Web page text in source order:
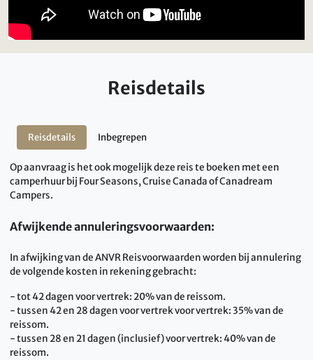
Reisdetails
Reisdetails Inbegrepen
Op aanvraag is het ook mogelijk deze reis te boeken met een
camperhuur bij Four Seasons, Cruise Canada of Canadream
Campers.
Afwijkende annuleringsvoorwaarden:
In afwijking van de ANVR Reisvoorwaarden worden bij annulering
de volgende kosten in rekening gebracht:
- tot 42 dagen voor vertrek: 20% van de reissom.
- tussen 42 en 28 dagen voor vertrek voor vertrek: 35% van de
reissom.
- tussen 28 en 21 dagen (inclusief) voor vertrek: 40% van de
reissom.